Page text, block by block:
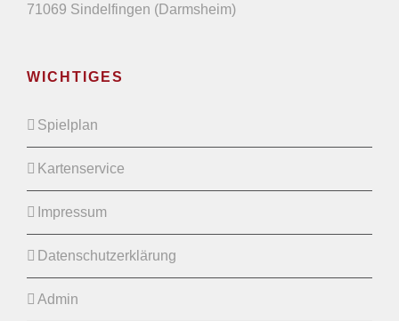
71069 Sindelfingen (Darmsheim)
WICHTIGES
Spielplan
Kartenservice
Impressum
Datenschutzerklärung
Admin